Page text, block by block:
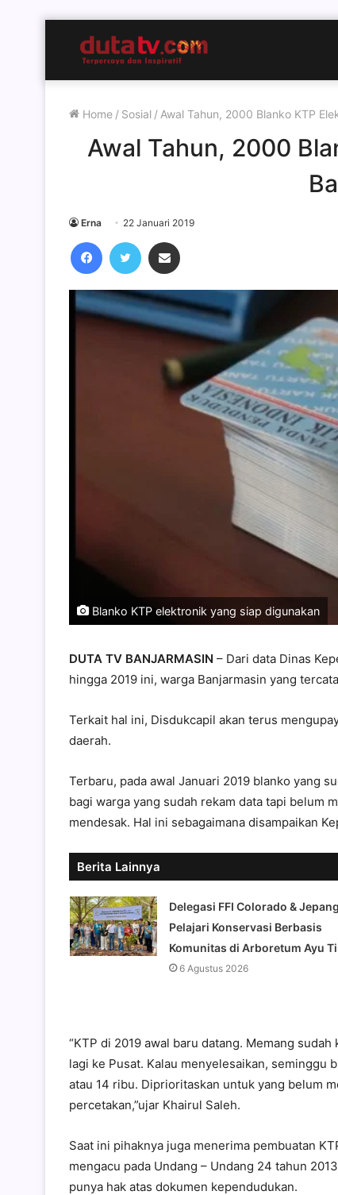
Home / Sosial / Awal Tahun, 2000 Blanko KTP
Awal Tahun, 2000
Erna 22 Januari 2019
FacebookTwitter
Blanko KTP elektronik yang siap digunakan
DUTA TV BANJARMASIN – Dari data Dinas
hingga 2019 ini, warga Banjarmasin yang
Terkait hal ini, Disdukcapil akan terus
daerah.
Terbaru, pada awal Januari 2019 blanko yang
bagi warga yang sudah rekam data tapi belum
mendesak. Hal ini sebagaimana disampaikan
Berita Lainnya
Delegasi FFI Colorado & Jepang
Pelajari Konservasi Berbasis
Komunitas di Arboretum Ayu
6 Agustus 2026
“KTP di 2019 awal baru datang. Memang
lagi ke Pusat. Kalau menyelesaikan, seminggu
atau 14 ribu. Diprioritaskan untuk yang belum
percetakan,”ujar Khairul Saleh.
Saat ini pihaknya juga menerima pembuatan
mengacu pada Undang – Undang 24 tahun
punya hak atas dokumen kependudukan.